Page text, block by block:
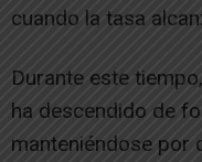
cuando la tasa
Durante este
ha descendido de
manteniéndose por